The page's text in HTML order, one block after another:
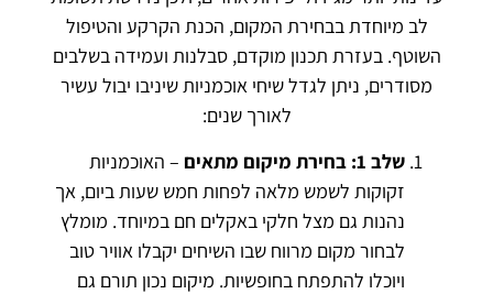
לב מיוחדת בבחירת המקום, הכנת הקרקע והטיפול
השוטף. בעזרת תכנון מוקדם, סבלנות ועמידה בשלבים
מסודרים, ניתן לגדל שיחי אוכמניות שיניבו יבול עשיר
לאורך שנים:
שלב 1: בחירת מיקום מתאים
– האוכמניות
זקוקות לשמש מלאה לפחות חמש שעות ביום, אך
נהנות גם מצל חלקי באקלים חם במיוחד. מומלץ
לבחור מקום מרווח שבו השיחים יקבלו אוויר טוב
ויוכלו להתפתח בחופשיות. מיקום נכון תורם גם